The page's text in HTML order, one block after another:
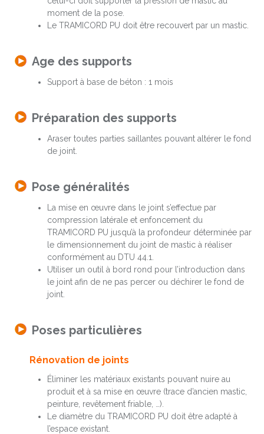
moment de la pose.
Le TRAMICORD PU doit être recouvert par un mastic.
Age des supports
Support à base de béton : 1 mois
Préparation des supports
Araser toutes parties saillantes pouvant altérer le fond
de joint.
Pose généralités
La mise en œuvre dans le joint s’effectue par
compression latérale et enfoncement du
TRAMICORD PU jusqu’à la profondeur déterminée par
le dimensionnement du joint de mastic à réaliser
conformément au DTU 44.1.
Utiliser un outil à bord rond pour l’introduction dans
le joint afin de ne pas percer ou déchirer le fond de
joint.
Poses particulières
Rénovation de joints
Éliminer les matériaux existants pouvant nuire au
produit et à sa mise en œuvre (trace d’ancien mastic,
peinture, revêtement friable, …).
Le diamètre du TRAMICORD PU doit être adapté à
l’espace existant.